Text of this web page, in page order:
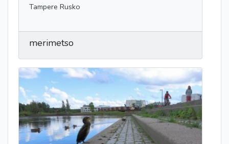
Tampere Rusko
merimetso